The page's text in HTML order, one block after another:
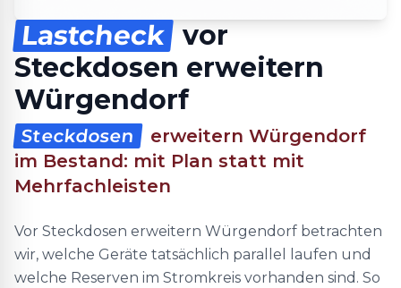
Lastcheck vor
Steckdosen erweitern
Würgendorf
Steckdosen
erweitern Würgendorf
im Bestand: mit Plan statt mit
Mehrfachleisten
Vor Steckdosen erweitern Würgendorf betrachten
wir, welche Geräte tatsächlich parallel laufen und
welche Reserven im Stromkreis vorhanden sind. So